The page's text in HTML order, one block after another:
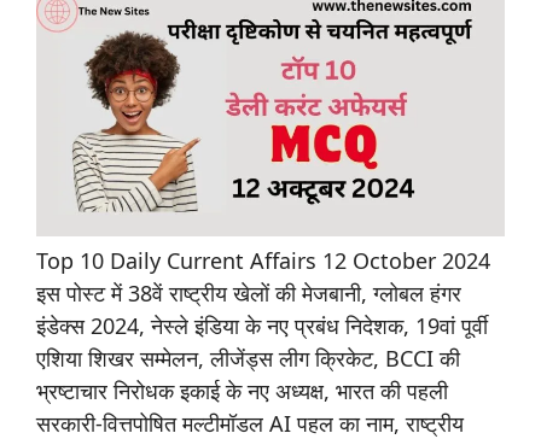
Top 10 Daily Current Affairs 12 October 2024
इस पोस्ट में 38वें राष्ट्रीय खेलों की मेजबानी, ग्लोबल हंगर
इंडेक्स 2024, नेस्ले इंडिया के नए प्रबंध निदेशक, 19वां पूर्वी
एशिया शिखर सम्मेलन, लीजेंड्स लीग क्रिकेट, BCCI की
भ्रष्टाचार निरोधक इकाई के नए अध्यक्ष, भारत की पहली
सरकारी-वित्तपोषित मल्टीमॉडल AI पहल का नाम, राष्ट्रीय